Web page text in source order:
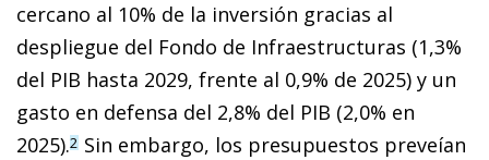
cercano al 10% de la inversión gracias al
despliegue del Fondo de Infraestructuras (1,3%
del PIB hasta 2029, frente al 0,9% de 2025) y un
gasto en defensa del 2,8% del PIB (2,0% en
2025).2 Sin embargo, los presupuestos preveían